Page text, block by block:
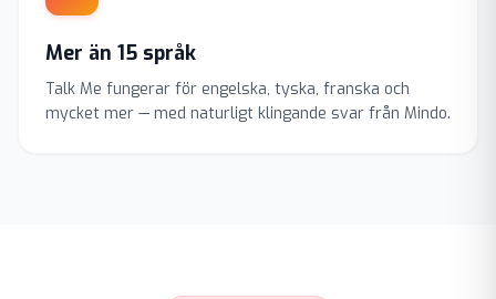
Mer än 15 språk
Talk Me fungerar för engelska, tyska, franska och
mycket mer — med naturligt klingande svar från Mindo.